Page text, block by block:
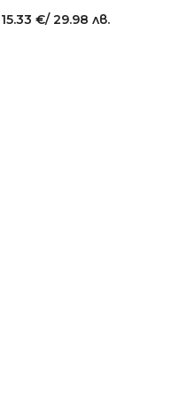
15.33 €/ 29.98 лв.